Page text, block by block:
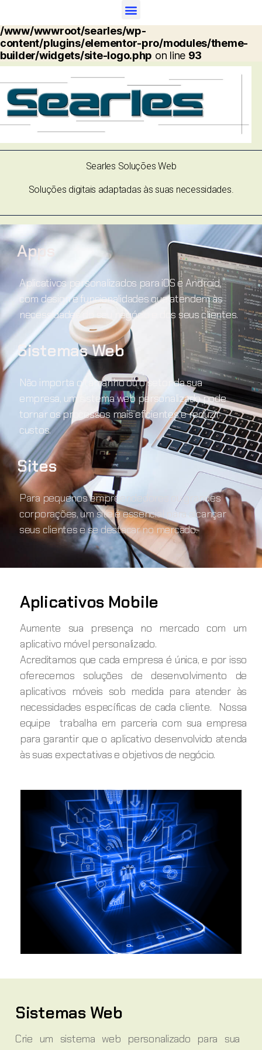
: Undefined array key "options" in
/www/wwwroot/searles/wp-
content/plugins/elementor-pro/modules/theme-
builder/widgets/site-logo.php on line 93
Searles Soluções Web
Soluções digitais adaptadas às suas necessidades.
Apps
Aplicativos personalizados para iOS e Android,
com design e funcionalidades que atendem às
necessidades do seu negócio e dos seus clientes.
Sistemas Web
Não importa o tamanho ou o setor da sua
empresa, um sistema web personalizado pode
tornar os processos mais eficientes e reduzir
custos.
Sites
Para pequenos empreendedores ou grandes
corporações, um site é essencial para alcançar
seus clientes e se destacar no mercado.
Aplicativos Mobile
Aumente sua presença no mercado com um
aplicativo móvel personalizado.
Acreditamos que cada empresa é única, e por isso
oferecemos soluções de desenvolvimento de
aplicativos móveis sob medida para atender às
necessidades específicas de cada cliente. Nossa
equipe trabalha em parceria com sua empresa
para garantir que o aplicativo desenvolvido atenda
às suas expectativas e objetivos de negócio.
Sistemas Web
Crie um sistema web personalizado para sua